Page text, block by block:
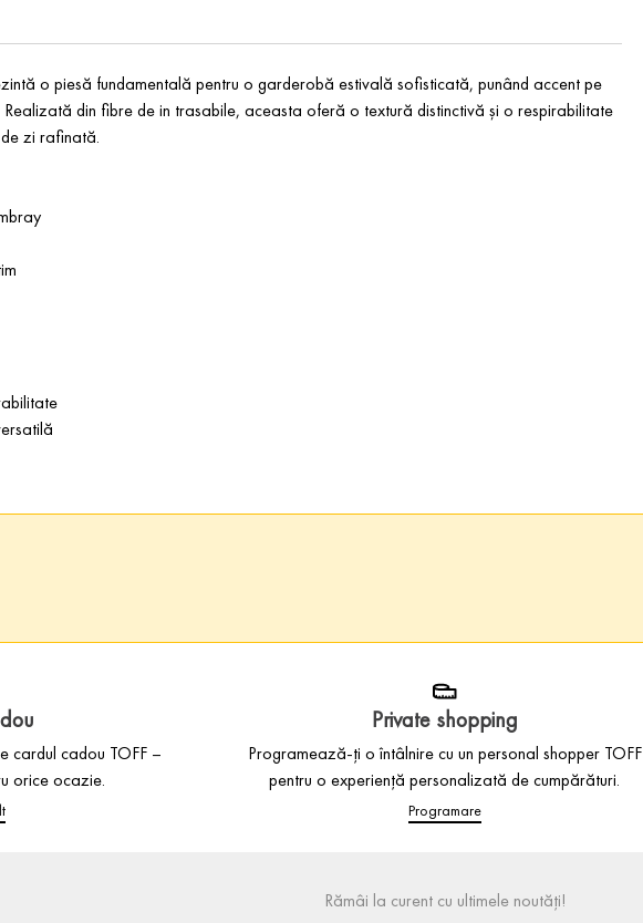
o piesă fundamentală pentru o garderobă estivală sofisticată, punând accent pe
din fibre de in trasabile, aceasta oferă o textură distinctivă și o respirabilitate
zi rafinată.
cardul cadou TOFF –
orice ocazie.
Private shopping
Programează-ți o întâlnire cu un personal shopper TOFF
pentru o experiență personalizată de cumpărături.
Programare
Rămâi la curent cu ultimele noutăți!